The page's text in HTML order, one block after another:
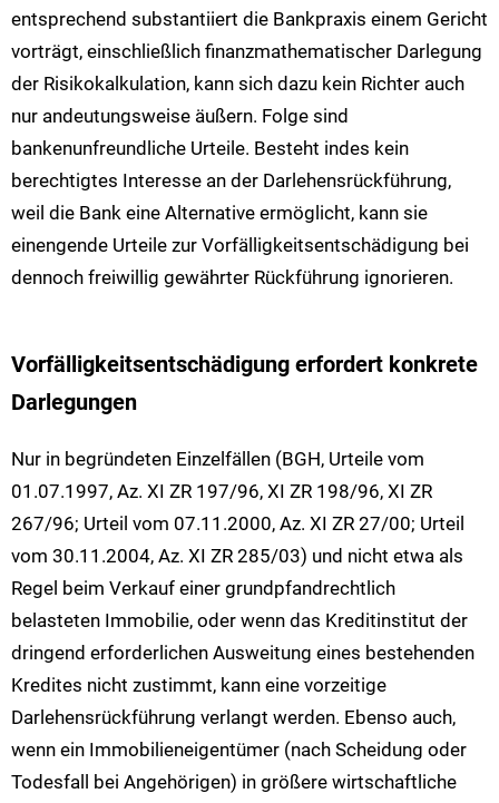
entsprechend substantiiert die Bankpraxis einem Gericht
vorträgt, einschließlich finanzmathematischer Darlegung
der Risikokalkulation, kann sich dazu kein Richter auch
nur andeutungsweise äußern. Folge sind
bankenunfreundliche Urteile. Besteht indes kein
berechtigtes Interesse an der Darlehensrückführung,
weil die Bank eine Alternative ermöglicht, kann sie
einengende Urteile zur Vorfälligkeitsentschädigung bei
dennoch freiwillig gewährter Rückführung ignorieren.
Vorfälligkeitsentschädigung erfordert konkrete
Darlegungen
Nur in begründeten Einzelfällen (BGH, Urteile vom
01.07.1997, Az. XI ZR 197/96, XI ZR 198/96, XI ZR
267/96; Urteil vom 07.11.2000, Az. XI ZR 27/00; Urteil
vom 30.11.2004, Az. XI ZR 285/03) und nicht etwa als
Regel beim Verkauf einer grundpfandrechtlich
belasteten Immobilie, oder wenn das Kreditinstitut der
dringend erforderlichen Ausweitung eines bestehenden
Kredites nicht zustimmt, kann eine vorzeitige
Darlehensrückführung verlangt werden. Ebenso auch,
wenn ein Immobilieneigentümer (nach Scheidung oder
Todesfall bei Angehörigen) in größere wirtschaftliche